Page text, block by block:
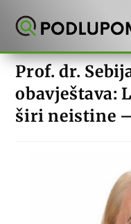
Prof. dr.
obavještava:
širi neistine